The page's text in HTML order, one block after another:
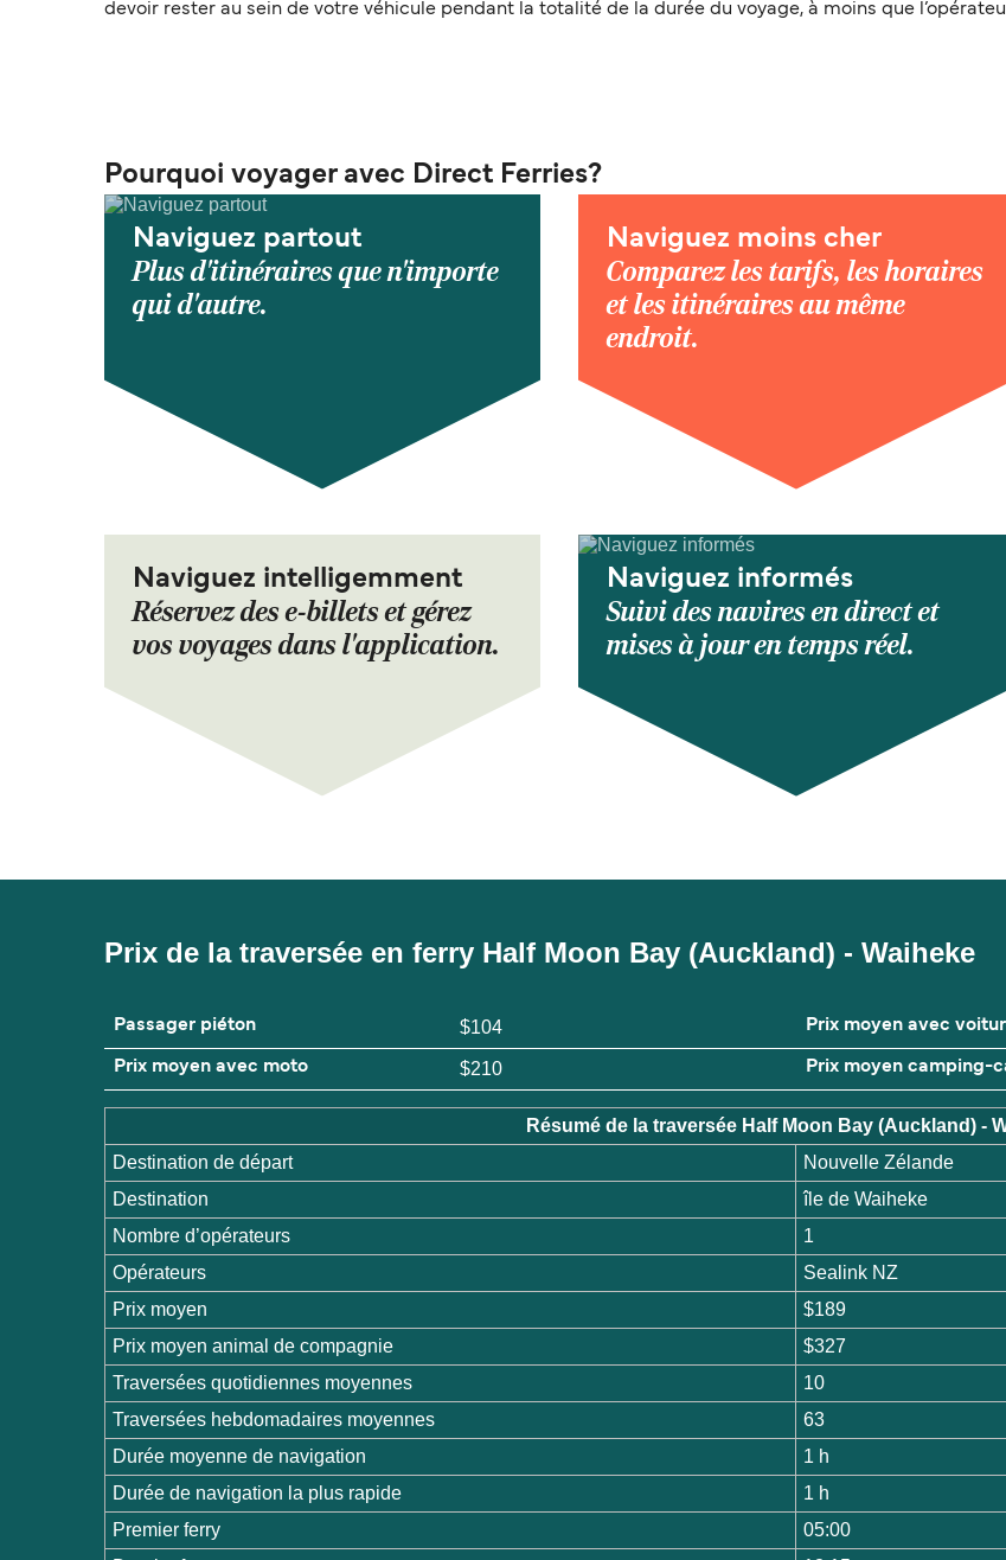
devoir rester au sein de votre véhicule pendant la totalité de la durée du voyage, à moins que
Pourquoi voyager avec Direct Ferries?
Naviguez partout
Plus d'itinéraires que n'importe
qui d'autre.
Naviguez moins cher
Comparez les tarifs, les horaires
et les itinéraires au même
endroit.
Naviguez intelligemment
Réservez des e-billets et gérez
vos voyages dans l'application.
Naviguez informés
Suivi des navires en direct et
mises à jour en temps réel.
Prix de la traversée en ferry Half Moon Bay (Auckland) - Waiheke
Passager piéton $104 Prix moyen avec
Prix moyen avec moto $210 Prix moyen camping-
Résumé de la traversée Half Moon Bay (Auckland) -
Destination de départ
Nouvelle Zélande
Destination
île de Waiheke
Nombre d’opérateurs
1
Opérateurs
Sealink NZ
Prix moyen
$189
Prix moyen animal de compagnie
$327
Traversées quotidiennes moyennes
10
Traversées hebdomadaires moyennes
63
Durée moyenne de navigation
1 h
Durée de navigation la plus rapide
1 h
Premier ferry
05:00